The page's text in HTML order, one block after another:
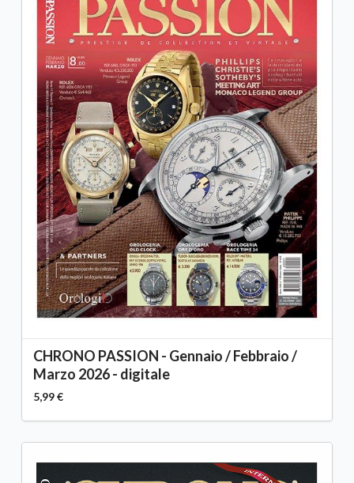
CHRONO PASSION - Gennaio / Febbraio /
Marzo 2026 - digitale
5,99 €